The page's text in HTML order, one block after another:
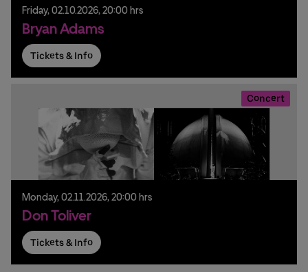
Friday, 02.10.2026, 20:00 hrs
Bryan Adams
Tickets & Info
Concert
Monday, 02.11.2026, 20:00 hrs
Don Toliver
Tickets & Info